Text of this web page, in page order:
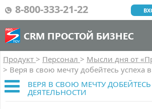
8-800-333-21-22
CRM ПРОСТОЙ БИЗНЕС
Продукт > Персонал > Мысли дня от
> Веря в свою мечту добейтесь успеха
ВЕРЯ В СВОЮ МЕЧТУ ДОБЕЙТЕСЬ
ДЕЯТЕЛЬНОСТИ